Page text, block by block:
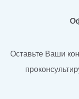
Оставьте Ваши